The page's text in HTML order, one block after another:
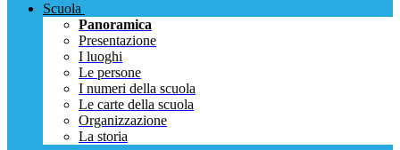
Scuola
Panoramica
Presentazione
I luoghi
Le persone
I numeri della scuola
Le carte della scuola
Organizzazione
La storia